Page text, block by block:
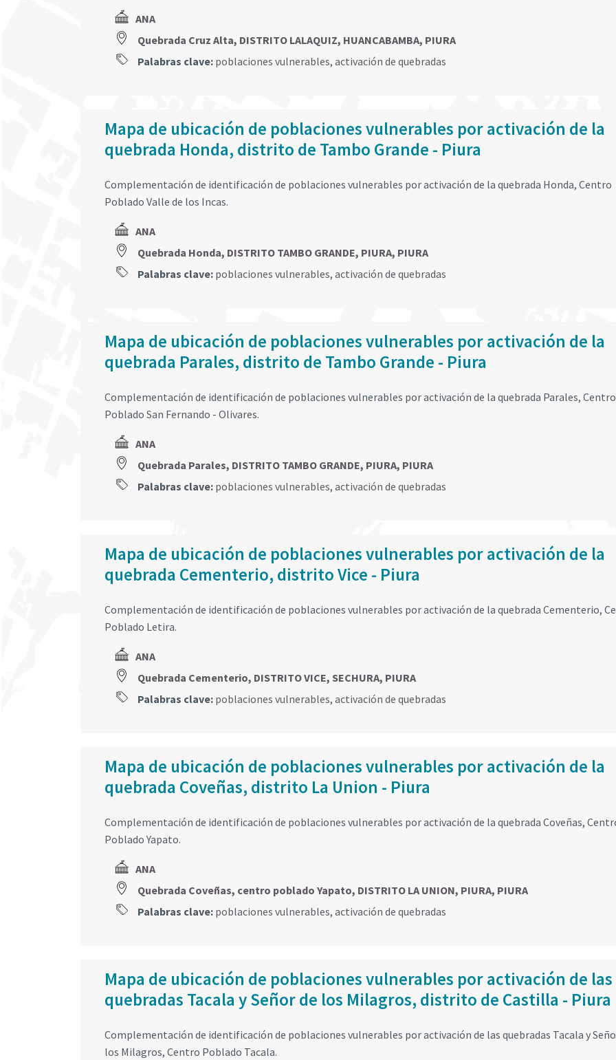
ANA
Quebrada Cruz Alta, DISTRITO LALAQUIZ, HUANCABAMBA, PIURA
Palabras clave: poblaciones vulnerables, activación de quebradas
Mapa de ubicación de poblaciones vulnerables por activación de la
quebrada Honda, distrito de Tambo Grande - Piura
Complementación de identificación de poblaciones vulnerables por activación de la quebrada Honda, Centro
Poblado Valle de los Incas.
ANA
Quebrada Honda, DISTRITO TAMBO GRANDE, PIURA, PIURA
Palabras clave: poblaciones vulnerables, activación de quebradas
Mapa de ubicación de poblaciones vulnerables por activación de la
quebrada Parales, distrito de Tambo Grande - Piura
Complementación de identificación de poblaciones vulnerables por activación de la quebrada Parales, Centro
Poblado San Fernando - Olivares.
ANA
Quebrada Parales, DISTRITO TAMBO GRANDE, PIURA, PIURA
Palabras clave: poblaciones vulnerables, activación de quebradas
Mapa de ubicación de poblaciones vulnerables por activación de la
quebrada Cementerio, distrito Vice - Piura
Complementación de identificación de poblaciones vulnerables por activación de la quebrada Cementerio,
Poblado Letira.
ANA
Quebrada Cementerio, DISTRITO VICE, SECHURA, PIURA
Palabras clave: poblaciones vulnerables, activación de quebradas
Mapa de ubicación de poblaciones vulnerables por activación de la
quebrada Coveñas, distrito La Union - Piura
Complementación de identificación de poblaciones vulnerables por activación de la quebrada Coveñas,
Poblado Yapato.
ANA
Quebrada Coveñas, centro poblado Yapato, DISTRITO LA UNION, PIURA, PIURA
Palabras clave: poblaciones vulnerables, activación de quebradas
Mapa de ubicación de poblaciones vulnerables por activación de las
quebradas Tacala y Señor de los Milagros, distrito de Castilla - Piura
Complementación de identificación de poblaciones vulnerables por activación de las quebradas Tacala y
los Milagros, Centro Poblado Tacala.